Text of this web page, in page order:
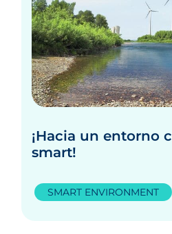
¡Hacia un entorno
smart!
SMART ENVIRONMENT